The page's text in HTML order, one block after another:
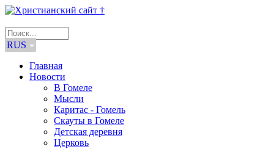
RUS
Главная
Новости
В Гомеле
Мысли
Каритас - Гомель
Скауты в Гомеле
Детская деревня
Церковь